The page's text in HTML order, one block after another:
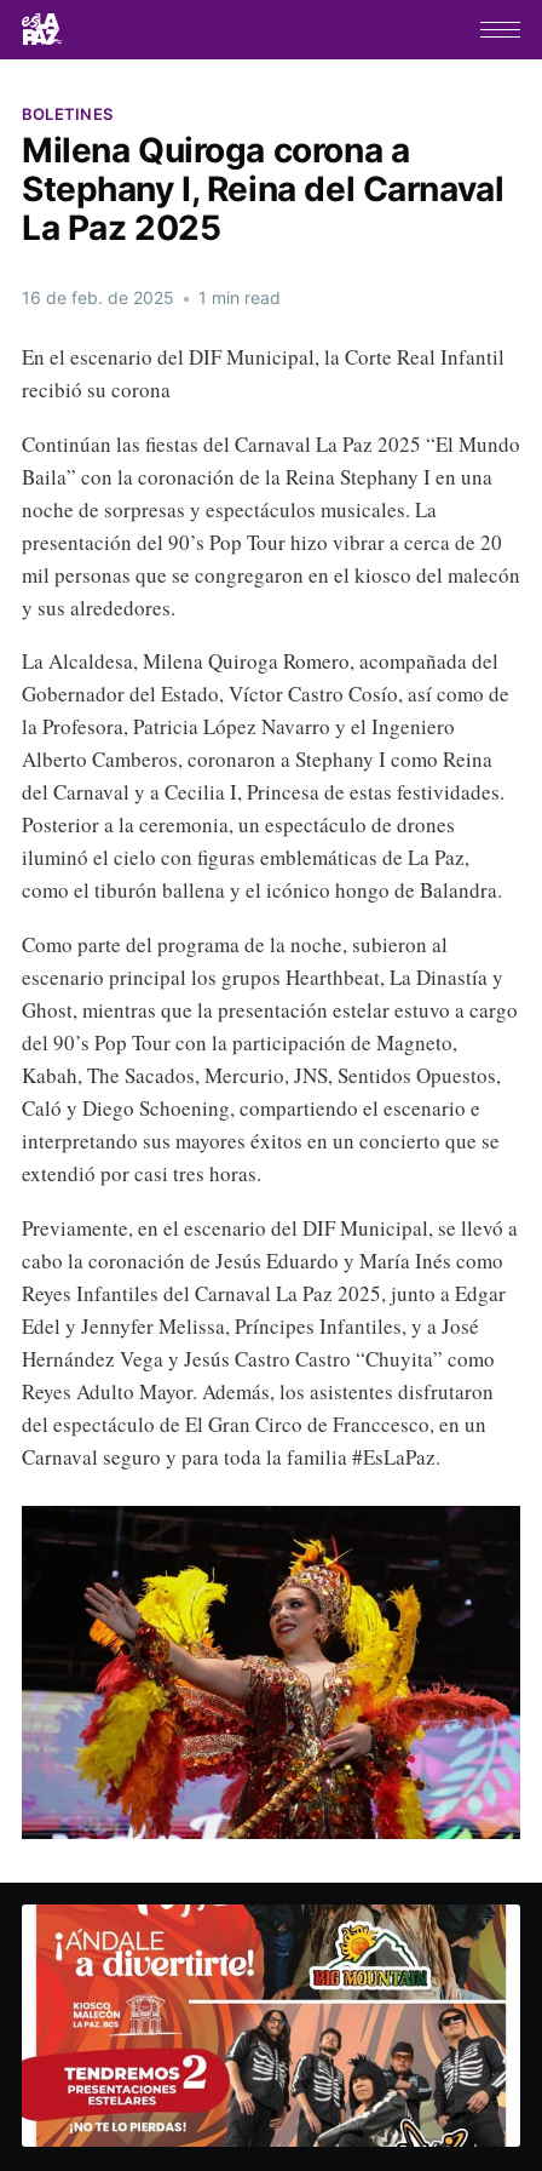
BOLETINES
Milena Quiroga corona a
Stephany I, Reina del Carnaval
La Paz 2025
16 de feb. de 2025 • 1 min read
En el escenario del DIF Municipal, la Corte Real Infantil
recibió su corona
Continúan las fiestas del Carnaval La Paz 2025 “El Mundo
Baila” con la coronación de la Reina Stephany I en una
noche de sorpresas y espectáculos musicales. La
presentación del 90’s Pop Tour hizo vibrar a cerca de 20
mil personas que se congregaron en el kiosco del malecón
y sus alrededores.
La Alcaldesa, Milena Quiroga Romero, acompañada del
Gobernador del Estado, Víctor Castro Cosío, así como de
la Profesora, Patricia López Navarro y el Ingeniero
Alberto Camberos, coronaron a Stephany I como Reina
del Carnaval y a Cecilia I, Princesa de estas festividades.
Posterior a la ceremonia, un espectáculo de drones
iluminó el cielo con figuras emblemáticas de La Paz,
como el tiburón ballena y el icónico hongo de Balandra.
Como parte del programa de la noche, subieron al
escenario principal los grupos Hearthbeat, La Dinastía y
Ghost, mientras que la presentación estelar estuvo a cargo
del 90’s Pop Tour con la participación de Magneto,
Kabah, The Sacados, Mercurio, JNS, Sentidos Opuestos,
Caló y Diego Schoening, compartiendo el escenario e
interpretando sus mayores éxitos en un concierto que se
extendió por casi tres horas.
Previamente, en el escenario del DIF Municipal, se llevó a
cabo la coronación de Jesús Eduardo y María Inés como
Reyes Infantiles del Carnaval La Paz 2025, junto a Edgar
Edel y Jennyfer Melissa, Príncipes Infantiles, y a José
Hernández Vega y Jesús Castro Castro “Chuyita” como
Reyes Adulto Mayor. Además, los asistentes disfrutaron
del espectáculo de El Gran Circo de Franccesco, en un
Carnaval seguro y para toda la familia #EsLaPaz.